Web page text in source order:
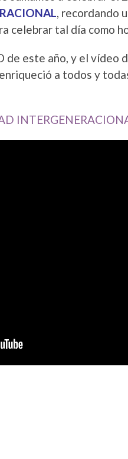
, recordando
celebrar tal día como
de este año, y el vídeo
a todos y